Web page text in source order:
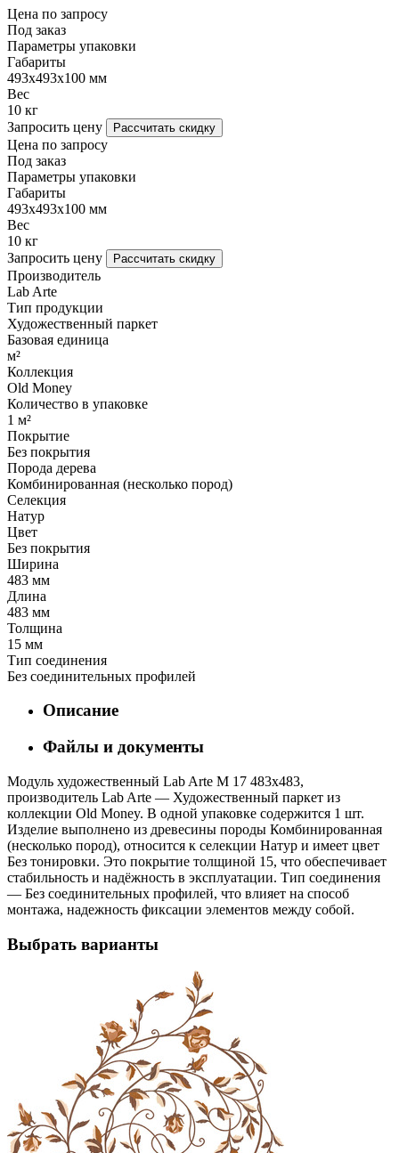
Цена по запросу
Под заказ
Параметры упаковки
Габариты
493х493х100 мм
Вес
10 кг
Запросить цену
Рассчитать скидку
Цена по запросу
Под заказ
Параметры упаковки
Габариты
493х493х100 мм
Вес
10 кг
Запросить цену
Рассчитать скидку
Производитель
Lab Arte
Тип продукции
Художественный паркет
Базовая единица
м²
Коллекция
Old Money
Количество в упаковке
1 м²
Покрытие
Без покрытия
Порода дерева
Комбинированная (несколько пород)
Селекция
Натур
Цвет
Без покрытия
Ширина
483 мм
Длина
483 мм
Толщина
15 мм
Тип соединения
Без соединительных профилей
Описание
Файлы и документы
Модуль художественный Lab Arte М 17 483х483,
производитель Lab Arte — Художественный паркет из
коллекции Old Money. В одной упаковке содержится 1 шт.
Изделие выполнено из древесины породы Комбинированная
(несколько пород), относится к селекции Натур и имеет цвет
Без тонировки. Это покрытие толщиной 15, что обеспечивает
стабильность и надёжность в эксплуатации. Тип соединения
— Без соединительных профилей, что влияет на способ
монтажа, надежность фиксации элементов между собой.
Выбрать варианты